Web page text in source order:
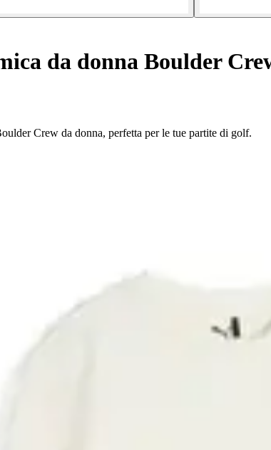
da donna Boulder
Crew da donna, perfetta per le tue partite di golf.